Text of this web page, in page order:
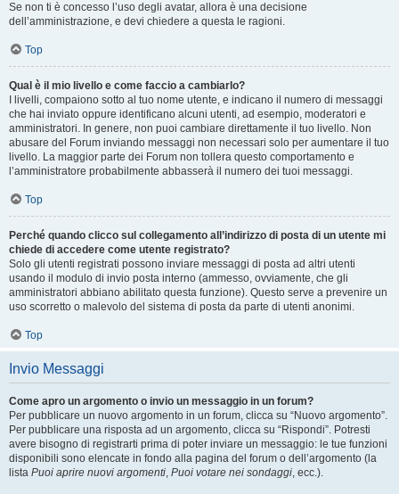
Se non ti è concesso l’uso degli avatar, allora è una decisione
dell’amministrazione, e devi chiedere a questa le ragioni.
Top
Qual è il mio livello e come faccio a cambiarlo?
I livelli, compaiono sotto al tuo nome utente, e indicano il numero di messaggi
che hai inviato oppure identificano alcuni utenti, ad esempio, moderatori e
amministratori. In genere, non puoi cambiare direttamente il tuo livello. Non
abusare del Forum inviando messaggi non necessari solo per aumentare il tuo
livello. La maggior parte dei Forum non tollera questo comportamento e
l’amministratore probabilmente abbasserà il numero dei tuoi messaggi.
Top
Perché quando clicco sul collegamento all’indirizzo di posta di un utente mi
chiede di accedere come utente registrato?
Solo gli utenti registrati possono inviare messaggi di posta ad altri utenti
usando il modulo di invio posta interno (ammesso, ovviamente, che gli
amministratori abbiano abilitato questa funzione). Questo serve a prevenire un
uso scorretto o malevolo del sistema di posta da parte di utenti anonimi.
Top
Invio Messaggi
Come apro un argomento o invio un messaggio in un forum?
Per pubblicare un nuovo argomento in un forum, clicca su “Nuovo argomento”.
Per pubblicare una risposta ad un argomento, clicca su “Rispondi”. Potresti
avere bisogno di registrarti prima di poter inviare un messaggio: le tue funzioni
disponibili sono elencate in fondo alla pagina del forum o dell’argomento (la
lista Puoi aprire nuovi argomenti, Puoi votare nei sondaggi, ecc.).